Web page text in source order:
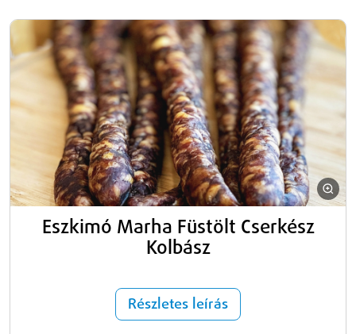
Eszkimó Marha Füstölt Cserkész
Kolbász
Részletes leírás